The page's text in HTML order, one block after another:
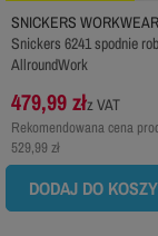
SNICKERS WORKWEAR
Snickers 6241 spodnie
AllroundWork
479,99 złz VAT
Rekomendowana cena
529,99 zł
DODAJ DO